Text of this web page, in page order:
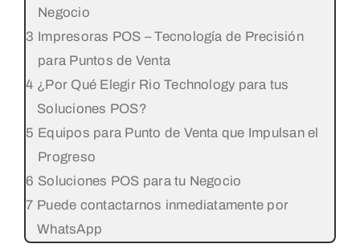
Negocio
Impresoras POS – Tecnología de Precisión
para Puntos de Venta
¿Por Qué Elegir Rio Technology para tus
Soluciones POS?
Equipos para Punto de Venta que Impulsan el
Progreso
Soluciones POS para tu Negocio
Puede contactarnos inmediatamente por
WhatsApp